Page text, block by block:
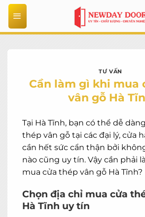
Bỏ
qua
nội
dung
TƯ VẤN
Cần làm gì khi mua
vân gỗ Hà
Tại Hà Tĩnh, bạn có thể dễ
thép vân gỗ tại các đại lý, cửa
cần hết sức cẩn thận bởi
nào cũng uy tín. Vậy cần phải
mua cửa thép vân gỗ Hà Tĩnh?
Chọn địa chỉ mua cửa
Hà Tĩnh uy tín